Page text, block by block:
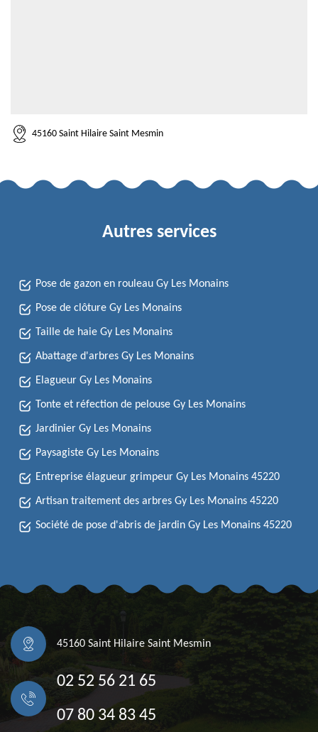
45160 Saint Hilaire Saint Mesmin
Autres services
Pose de gazon en rouleau Gy Les Monains
Pose de clôture Gy Les Monains
Taille de haie Gy Les Monains
Abattage d'arbres Gy Les Monains
Elagueur Gy Les Monains
Tonte et réfection de pelouse Gy Les Monains
Jardinier Gy Les Monains
Paysagiste Gy Les Monains
Entreprise élagueur grimpeur Gy Les Monains 45220
Artisan traitement des arbres Gy Les Monains 45220
Société de pose d'abris de jardin Gy Les Monains 45220
45160 Saint Hilaire Saint Mesmin
02 52 56 21 65
07 80 34 83 45